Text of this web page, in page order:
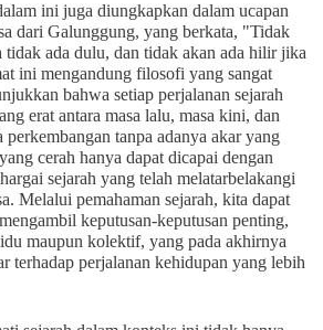
ini juga diungkapkan dalam ucapan
dari Galunggung, yang berkata, "Tidak
tidak ada dulu, dan tidak akan ada hilir jika
ini mengandung filosofi yang sangat
bahwa setiap perjalanan sejarah
erat antara masa lalu, masa kini, dan
perkembangan tanpa adanya akar yang
cerah hanya dapat dicapai dengan
sejarah yang telah melatarbelakangi
Melalui pemahaman sejarah, kita dapat
keputusan-keputusan penting,
maupun kolektif, yang pada akhirnya
terhadap perjalanan kehidupan yang lebih